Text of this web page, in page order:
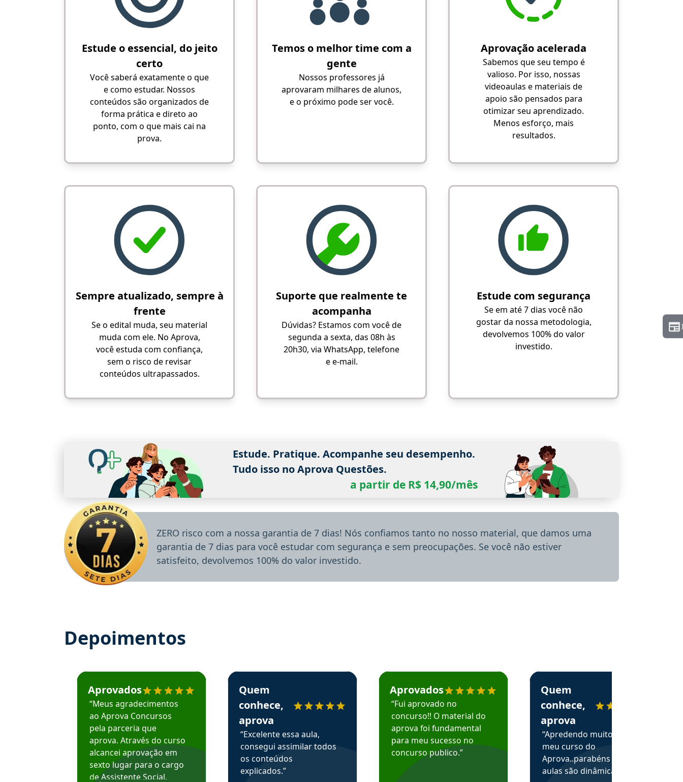
Estude o essencial, do jeito
certo
Você saberá exatamente o que
e como estudar. Nossos
conteúdos são organizados de
forma prática e direto ao
ponto, com o que mais cai na
prova.
Temos o melhor time com a
gente
Nossos professores já
aprovaram milhares de alunos,
e o próximo pode ser você.
Aprovação acelerada
Sabemos que seu tempo é
valioso. Por isso, nossas
videoaulas e materiais de
apoio são pensados para
otimizar seu aprendizado.
Menos esforço, mais
resultados.
Sempre atualizado, sempre à
frente
Se o edital muda, seu material
muda com ele. No Aprova,
você estuda com confiança,
sem o risco de revisar
conteúdos ultrapassados.
Suporte que realmente te
acompanha
Dúvidas? Estamos com você de
segunda a sexta, das 08h às
20h30, via WhatsApp, telefone
e e-mail.
Estude com segurança
Se em até 7 dias você não
gostar da nossa metodologia,
devolvemos 100% do valor
investido.
Estude. Pratique. Acompanhe seu desempenho.
Tudo isso no Aprova Questões.
a partir de R$ 14,90/mês
ZERO risco com a nossa garantia de 7 dias! Nós confiamos tanto no nosso material, que damos uma
garantia de 7 dias para você estudar com segurança e sem preocupações. Se você não estiver
satisfeito, devolvemos 100% do valor investido.
Depoimentos
Estudante José recomenda o Aprova Concursos em depoimento
Aprovados
“Meus agradecimentos
ao Aprova Concursos
pela parceria que
aprova. Através do curso
alcancei aprovação em
sexto lugar para o cargo
de Assistente Social.
Estudante Sergio recomenda o Aprova Concursos em depoimento
Quem
conhece,
aprova
“Excelente essa aula,
consegui assimilar todos
os conteúdos
explicados.”
Estudante Mário recomenda o Aprova Concursos em depoimento
Aprovados
“Fui aprovado no
concurso!! O material do
aprova foi fundamental
para meu sucesso no
concurso publico.”
Estudante Alessandra recomenda o Aprova
Quem
conhece,
aprova
“Apredendo muito no
meu curso do
Aprova..parabéns pelas
aulas são dinâmicas e